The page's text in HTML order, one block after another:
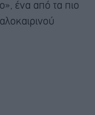
ένα από τα πιο